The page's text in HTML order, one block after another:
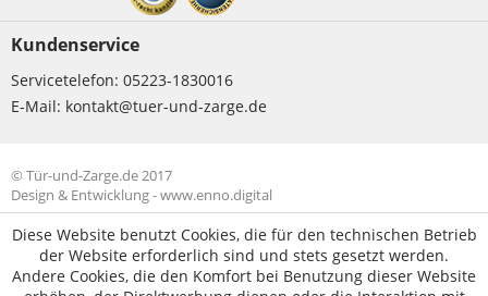
Kundenservice
Servicetelefon: 05223-1830016
E-Mail: kontakt@tuer-und-zarge.de
© Tür-und-Zarge.de 2017
Design & Entwicklung -www.enno.digital
Diese Website benutzt Cookies, die für den technischen Betrieb
der Website erforderlich sind und stets gesetzt werden.
Andere Cookies, die den Komfort bei Benutzung dieser Website